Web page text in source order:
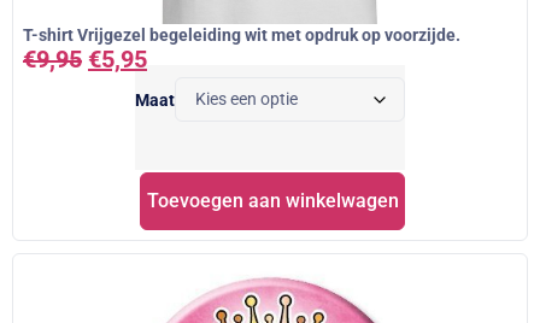
T-shirt Vrijgezel begeleiding wit met opdruk op voorzijde.
€9,95 €5,95
Maat
Toevoegen aan winkelwagen